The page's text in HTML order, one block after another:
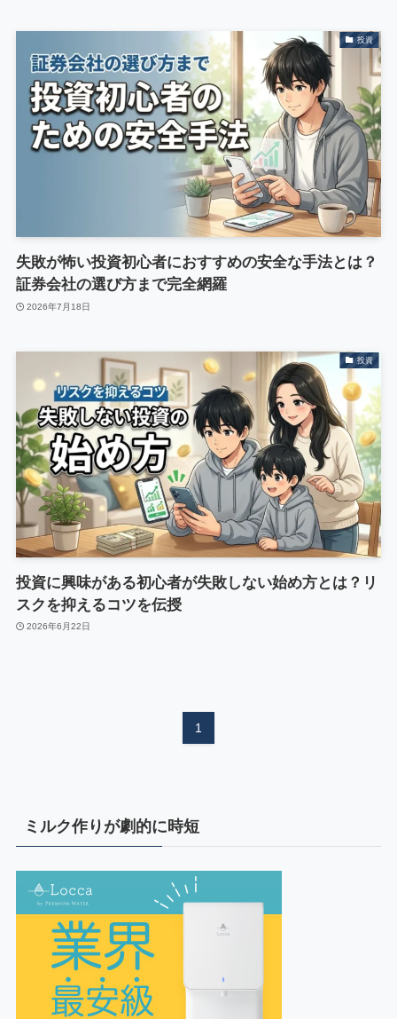
投資
失敗が怖い投資初心者におすすめの安全な手法とは？
証券会社の選び方まで完全網羅
2026年7月18日
投資
投資に興味がある初心者が失敗しない始め方とは？リ
スクを抑えるコツを伝授
2026年6月22日
1
ミルク作りが劇的に時短